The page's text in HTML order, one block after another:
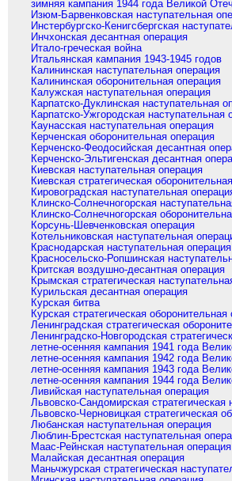
зимняя кампания 1944 года Великой
Изюм-Барвенковская наступательная
Инстербургско-Кенигсбергская
Инчхонская десантная операция
Итало-греческая война
Итальянская кампания 1943-1945 годов
Калининская наступательная операция
Калининская оборонительная операция
Калужская наступательная операция
Карпатско-Дуклинская наступательная
Карпатско-Ужгородская наступательная
Каунасская наступательная операция
Керченская оборонительная операция
Керченско-Феодосийская десантная
Керченско-Эльтигенская десантная
Киевская наступательная операция
Киевская стратегическая
Кировоградская наступательная
Клинско-Солнечногорская
Клинско-Солнечногорская
Корсунь-Шевченковская операция
Котельниковская наступательная
Краснодарская наступательная операция
Красносельско-Ропшинская
Критская воздушно-десантная операция
Крымская стратегическая
Курильская десантная операция
Курская битва
Курская стратегическая оборонительная
Ленинградская стратегическая
Ленинградско-Новгородская
летне-осенняя кампания 1941 года
летне-осенняя кампания 1942 года
летне-осенняя кампания 1943 года
летне-осенняя кампания 1944 года
Ливийская наступательная операция
Львовско-Сандомирская стратегическая
Львовско-Черновицкая стратегическая
Любанская наступательная операция
Люблин-Брестская наступательная
Маас-Рейнская наступательная операция
Малайская десантная операция
Маньчжурская стратегическая